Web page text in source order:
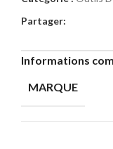
Partager:
Informations
MARQUE